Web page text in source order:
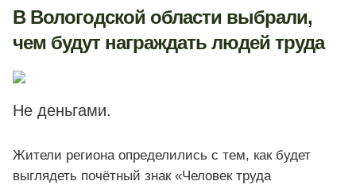
В Вологодской области выбрали,
чем будут награждать людей труда
Не деньгами.
Жители региона определились с тем, как будет
выглядеть почётный знак «Человек труда